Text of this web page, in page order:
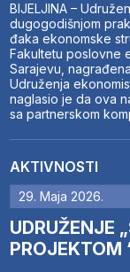
BIJELJINA –
dugogodišnjom
đaka ekonomske
Fakultetu poslovne
Sarajevu,
Udruženja
naglasio je da ova
sa partnerskom
AKTIVNOSTI
29. Maja 2026.
UDRUŽENJE